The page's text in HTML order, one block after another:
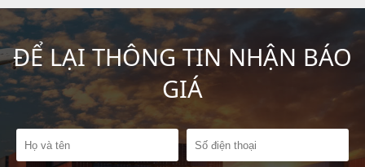
ĐỂ LẠI THÔNG TIN NHẬN BÁO
GIÁ